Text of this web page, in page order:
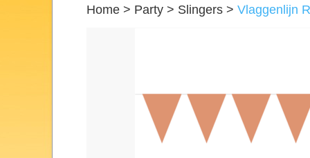
Home > Party > Slingers > Vlaggenlijn